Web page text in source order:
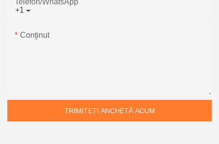
+1
Telefon/WhatsApp
Conţinut
TRIMITEȚI ANCHETĂ ACUM